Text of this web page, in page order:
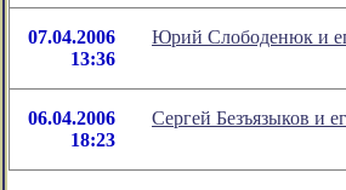
07.04.2006
13:36
Юрий Слободенюк и
06.04.2006
18:23
Сергей Безъязыков и